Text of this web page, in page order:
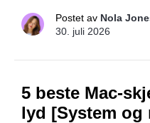
Postet av Nola
30. juli 2026
5 beste Mac-
lyd [System og